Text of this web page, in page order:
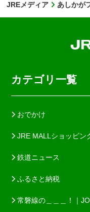
JREメディア あしかが
カテゴリ一覧
おでかけ
JRE MALLショッピン
鉄道ニュース
ふるさと納税
常磐線の＿＿＿！｜